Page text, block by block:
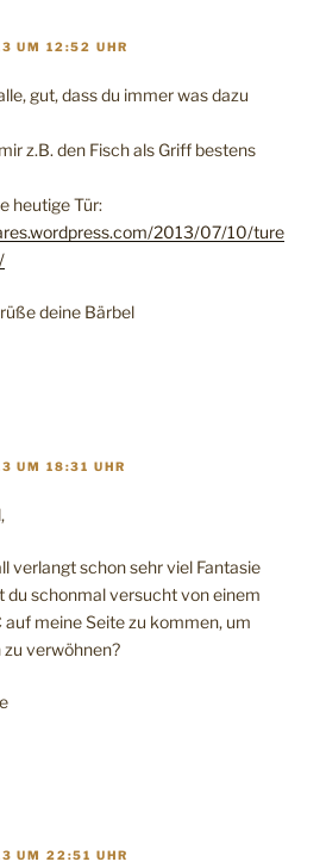
UM 12:52 UHR
gut, dass du immer was dazu
z.B. den Fisch als Griff bestens
heutige Tür:
2013/07/10/ture
deine Bärbel
UM 18:31 UHR
verlangt schon sehr viel Fantasie
du schonmal versucht von einem
auf meine Seite zu kommen, um
zu verwöhnen?
UM 22:51 UHR